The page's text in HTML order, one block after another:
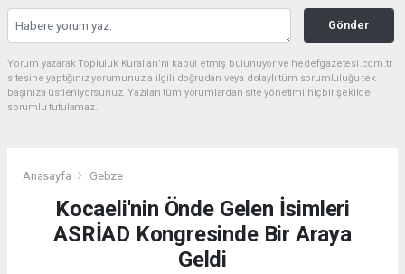
Gönder
Yorum yazarak Topluluk Kuralları’nı kabul etmiş bulunuyor ve hedefgazetesi.com.tr
sitesine yaptığınız yorumunuzla ilgili doğrudan veya dolaylı tüm sorumluluğu tek
başınıza üstleniyorsunuz. Yazılan tüm yorumlardan site yönetimi hiçbir şekilde
sorumlu tutulamaz.
Anasayfa Gebze
Kocaeli'nin Önde Gelen İsimleri
ASRİAD Kongresinde Bir Araya
Geldi